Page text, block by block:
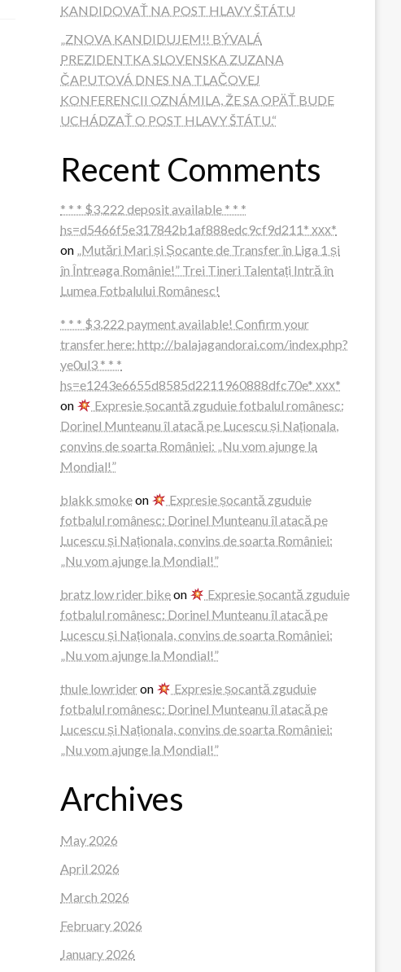
KANDIDOVAŤ NA POST HLAVY ŠTÁTU
„ZNOVA KANDIDUJEM!! BÝVALÁ
PREZIDENTKA SLOVENSKA ZUZANA
ČAPUTOVÁ DNES NA TLAČOVEJ
KONFERENCII OZNÁMILA, ŽE SA OPÄŤ BUDE
UCHÁDZAŤ O POST HLAVY ŠTÁTU.“
Recent Comments
* * * $3,222 deposit available * * *
hs=d5466f5e317842b1af888edc9cf9d211* ххх*
on „Mutări Mari și Șocante de Transfer în Liga 1 și
în Întreaga Românie!” Trei Tineri Talentați Intră în
Lumea Fotbalului Românesc!
* * * $3,222 payment available! Confirm your
transfer here: http://balajagandorai.com/index.php?
ye0ul3 * * *
hs=e1243e6655d8585d2211960888dfc70e* ххх*
on
Expresie șocantă zguduie fotbalul românesc:
Dorinel Munteanu îl atacă pe Lucescu și Naționala,
convins de soarta României: „Nu vom ajunge la
Mondial!”
blakk smokeon
Expresie șocantă zguduie
fotbalul românesc: Dorinel Munteanu îl atacă pe
Lucescu și Naționala, convins de soarta României:
„Nu vom ajunge la Mondial!”
bratz low rider bikeon
Expresie șocantă zguduie
fotbalul românesc: Dorinel Munteanu îl atacă pe
Lucescu și Naționala, convins de soarta României:
„Nu vom ajunge la Mondial!”
thule lowrideron
Expresie șocantă zguduie
fotbalul românesc: Dorinel Munteanu îl atacă pe
Lucescu și Naționala, convins de soarta României:
„Nu vom ajunge la Mondial!”
Archives
May 2026
April 2026
March 2026
February 2026
January 2026